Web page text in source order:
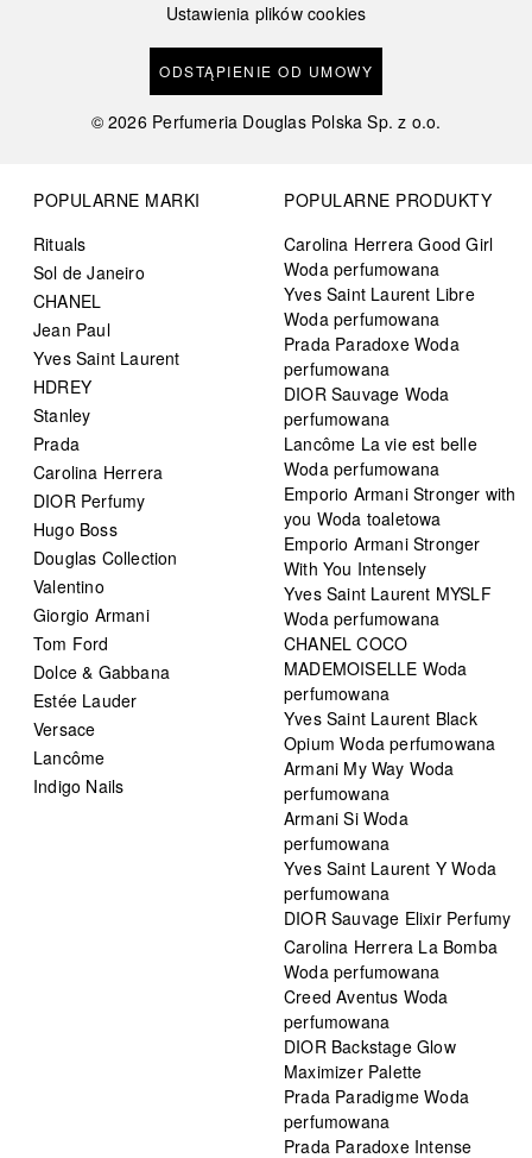
Ustawienia plików cookies
ODSTĄPIENIE OD UMOWY
©2026 Perfumeria Douglas Polska Sp. z o.o.
POPULARNE MARKI
Rituals
Sol de Janeiro
CHANEL
Jean Paul
Yves Saint Laurent
HDREY
Stanley
Prada
Carolina Herrera
DIOR Perfumy
Hugo Boss
Douglas Collection
Valentino
Giorgio Armani
Tom Ford
Dolce & Gabbana
Estée Lauder
Versace
Lancôme
Indigo Nails
POPULARNE PRODUKTY
Carolina Herrera Good Girl
Woda perfumowana
Yves Saint Laurent Libre
Woda perfumowana
Prada Paradoxe Woda
perfumowana
DIOR Sauvage Woda
perfumowana
Lancôme La vie est belle
Woda perfumowana
Emporio Armani Stronger with
you Woda toaletowa
Emporio Armani Stronger
With You Intensely
Yves Saint Laurent MYSLF
Woda perfumowana
CHANEL COCO
MADEMOISELLE Woda
perfumowana
Yves Saint Laurent Black
Opium Woda perfumowana
Armani My Way Woda
perfumowana
Armani Si Woda
perfumowana
Yves Saint Laurent Y Woda
perfumowana
DIOR Sauvage Elixir Perfumy
Carolina Herrera La Bomba
Woda perfumowana
Creed Aventus Woda
perfumowana
DIOR Backstage Glow
Maximizer Palette
Prada Paradigme Woda
perfumowana
Prada Paradoxe Intense